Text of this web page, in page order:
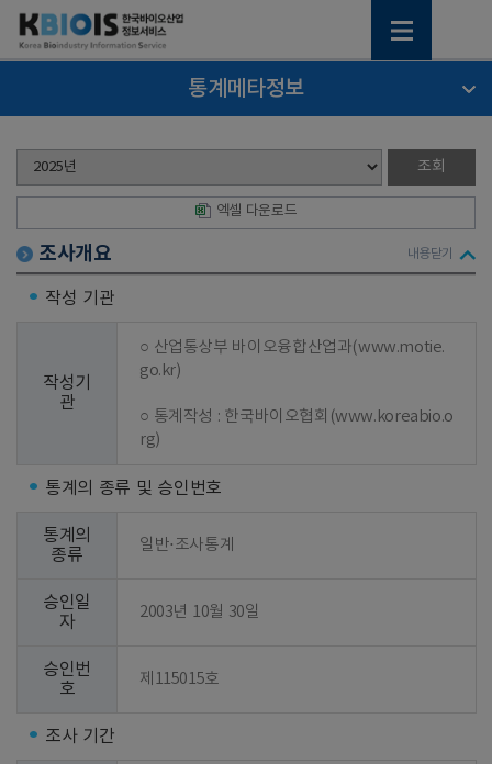
통계메타정보
엑셀 다운로드
조사개요 내용닫기
작성 기관
작성기
관
○ 산업통상부 바이오융합산업과(www.motie.
go.kr)
○ 통계작성 : 한국바이오협회(www.koreabio.o
rg)
통계의 종류 및 승인번호
통계의
종류
일반⋅조사통계
승인일
자
2003년 10월 30일
승인번
호
제115015호
조사 기간